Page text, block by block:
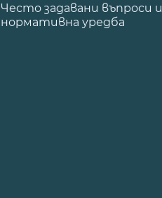
Често задавани въпроси и
нормативна уредба